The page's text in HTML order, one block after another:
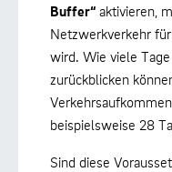
Buffer“ aktivieren,
Netzwerkverkehr
wird. Wie viele
zurückblicken
beispielsweise 28
Sind diese